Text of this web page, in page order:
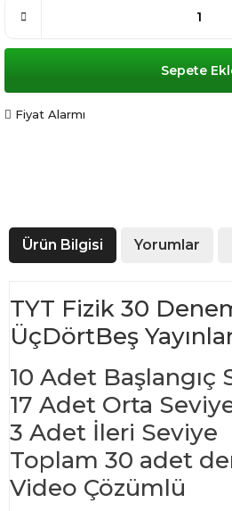
Sepete
Fiyat Alarmı
Ürün Bilgisi Yorumlar
TYT Fizik 30
ÜçDörtBeş
10 Adet Başlangıç
17 Adet Orta
3 Adet İleri Seviye
Toplam 30 adet
Video Çözümlü